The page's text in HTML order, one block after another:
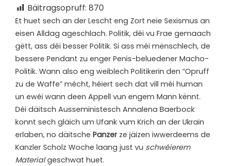
Bäitragsopruff: 870
Et huet sech an der Lescht eng Zort neie Sexismus an
eisen Alldag ageschlach. Politik, déi vu Frae gemaach
gëtt, ass déi besser Politik. Si ass méi mënschlech, de
bessere Pendant zu enger Penis-beluedener Macho-
Politik. Wann also eng weiblech Politikerin den “Opruff
zu de Waffe” mécht, héiert sech dat vill méi human
un ewéi wann deen Appell vun engem Mann kënnt.
Déi däitsch Ausseministesch Annalena Baerbock
konnt sech gläich um Ufank vum Krich an der Ukrain
erlaben, no däitsche Panzerze jäizen iwwerdeems de
Kanzler Scholz Woche laang just vu schwéierem
Materialgeschwat huet.